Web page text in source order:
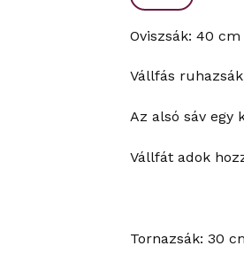
Oviszsák: 40
Vállfás
Az alsó sáv egy
Vállfát adok
Tornazsák: 30